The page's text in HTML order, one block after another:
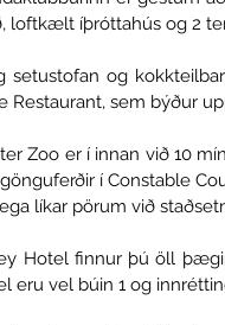
loftkælt íþróttahús og 2
setustofan og
Restaurant, sem býður
Zoo er í innan við 10
í Constable
líkar pörum við
Hotel finnur þú öll
eru vel búin 1 og